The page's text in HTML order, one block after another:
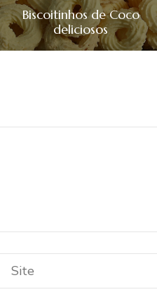
Biscoitinhos de Coco
deliciosos